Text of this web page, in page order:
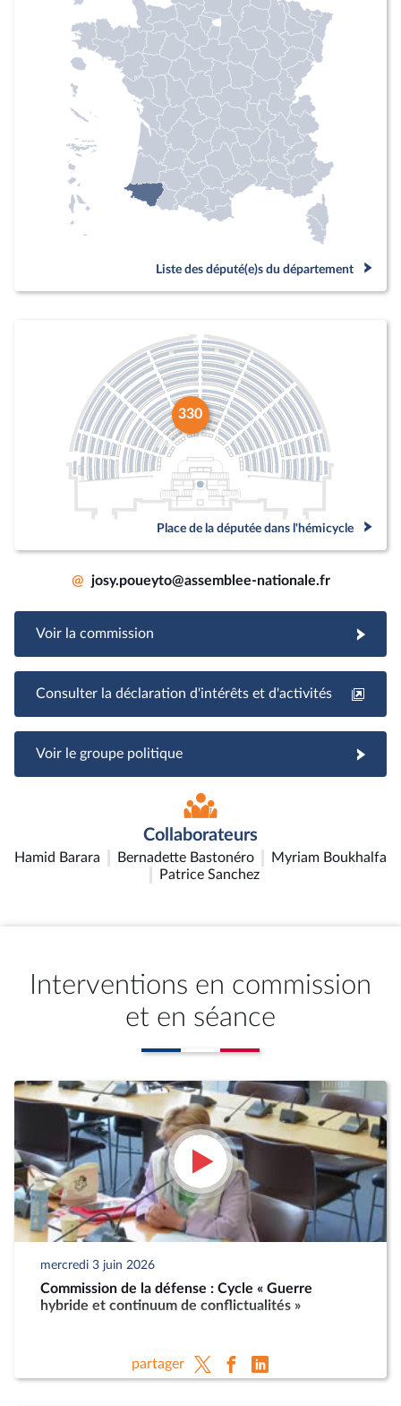
Liste des député(e)s du département
330
Place de la députée dans l'hémicycle
@ josy.poueyto@assemblee-nationale.fr
Voir la commission
Consulter la déclaration d'intérêts et d'activités
Voir le groupe politique
Collaborateurs
Hamid Barara Bernadette Bastonéro
Myriam Boukhalfa
Patrice Sanchez
Interventions en commission
et en séance
mercredi 3 juin 2026
Commission de la défense : Cycle « Guerre
hybride et continuum de conflictualités »
partager